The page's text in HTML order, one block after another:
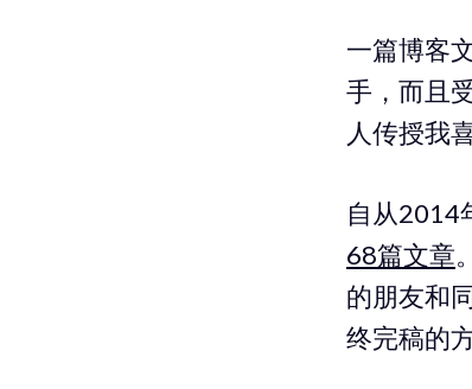
一篇博客
手，而且
人传授我
自从2014
68篇文章
的朋友和
终完稿的